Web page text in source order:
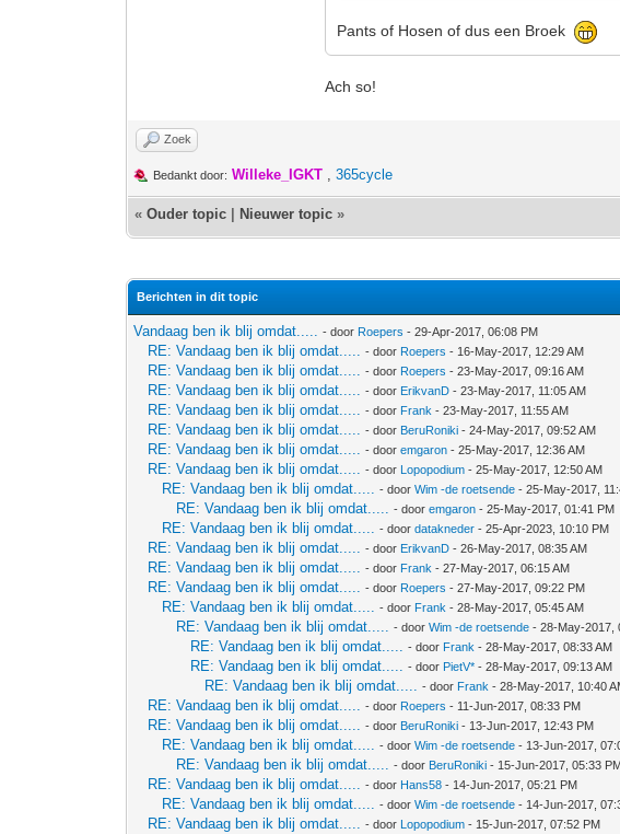
Pants of Hosen of dus een Broek
Ach so!
Zoek
Bedankt door: Willeke_IGKT ,365cycle
«Ouder topic Nieuwer topic »
Berichten in dit topic
Vandaag ben ik blij omdat..... - door Roepers - 29-Apr-2017, 06:08 PM
RE: Vandaag ben ik blij omdat..... - door Roepers - 16-May-2017, 12:29 AM
RE: Vandaag ben ik blij omdat..... - door Roepers - 23-May-2017, 09:16 AM
RE: Vandaag ben ik blij omdat..... - door ErikvanD - 23-May-2017, 11:05 AM
RE: Vandaag ben ik blij omdat..... - door Frank - 23-May-2017, 11:55 AM
RE: Vandaag ben ik blij omdat..... - door BeruRoniki - 24-May-2017, 09:52 AM
RE: Vandaag ben ik blij omdat..... - dooremgaron - 25-May-2017, 12:36 AM
RE: Vandaag ben ik blij omdat..... - door Lopopodium - 25-May-2017, 12:50 AM
RE: Vandaag ben ik blij omdat..... - doorWim -de roetsende - 25-May-2017,
RE: Vandaag ben ik blij omdat..... - dooremgaron - 25-May-2017, 01:41 PM
RE: Vandaag ben ik blij omdat..... - doordatakneder - 25-Apr-2023, 10:10 PM
RE: Vandaag ben ik blij omdat..... - door ErikvanD - 26-May-2017, 08:35 AM
RE: Vandaag ben ik blij omdat..... - door Frank - 27-May-2017, 06:15 AM
RE: Vandaag ben ik blij omdat..... - door Roepers - 27-May-2017, 09:22 PM
RE: Vandaag ben ik blij omdat..... - door Frank - 28-May-2017, 05:45 AM
RE: Vandaag ben ik blij omdat..... - doorWim -de roetsende - 28-May-2017,
RE: Vandaag ben ik blij omdat..... - door Frank - 28-May-2017, 08:33 AM
RE: Vandaag ben ik blij omdat..... - door PietV* - 28-May-2017, 09:13 AM
RE: Vandaag ben ik blij omdat..... - door Frank - 28-May-2017, 10:40
RE: Vandaag ben ik blij omdat..... - door Roepers - 11-Jun-2017, 08:33 PM
RE: Vandaag ben ik blij omdat..... - door BeruRoniki - 13-Jun-2017, 12:43 PM
RE: Vandaag ben ik blij omdat..... - doorWim -de roetsende - 13-Jun-2017,
RE: Vandaag ben ik blij omdat..... - door BeruRoniki - 15-Jun-2017, 05:33
RE: Vandaag ben ik blij omdat..... - door Hans58 - 14-Jun-2017, 05:21 PM
RE: Vandaag ben ik blij omdat..... - doorWim -de roetsende - 14-Jun-2017,
RE: Vandaag ben ik blij omdat..... - door Lopopodium - 15-Jun-2017, 07:52 PM